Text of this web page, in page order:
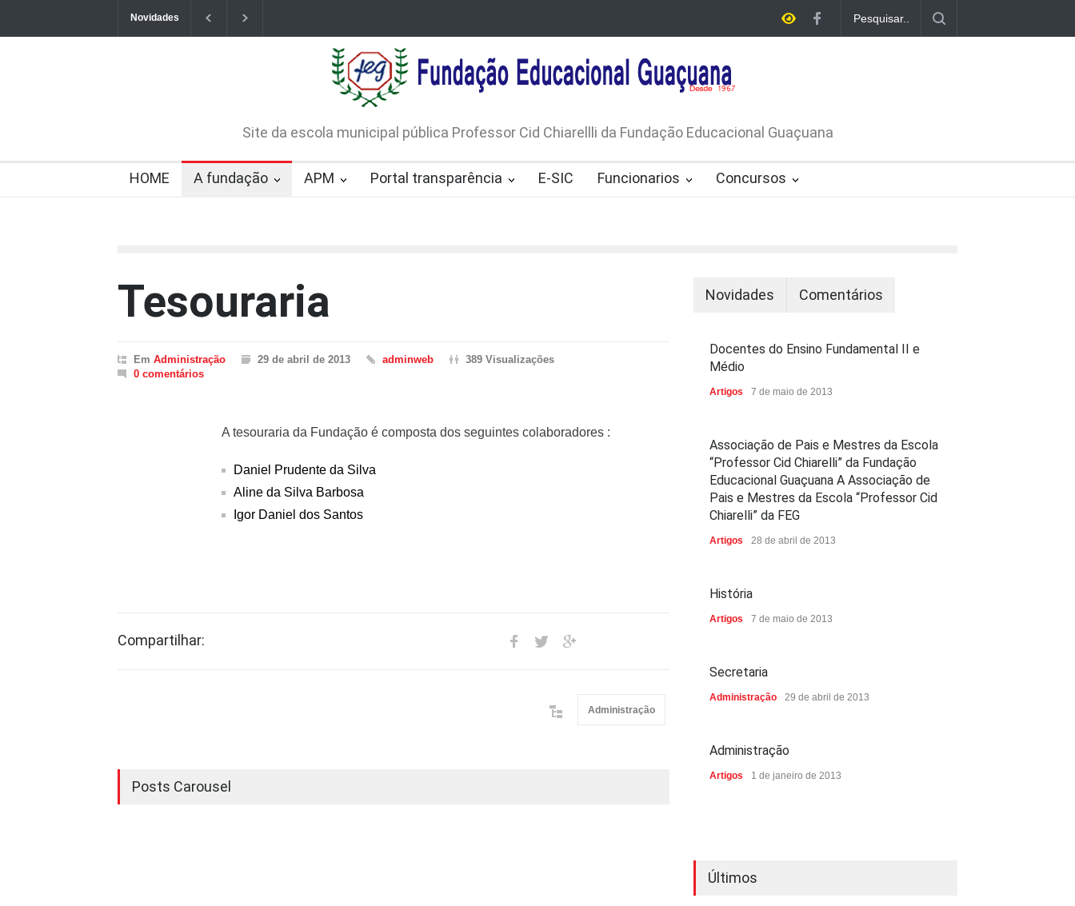
Novidades
CHAMAMENTO PÚBLICO N. 001/2026-EDITAL DE
CREDENCIAMENTO DE RÁDIOS E JORNAIS IMPRESSOS
LICITAÇÃO Nº 53/2026-PROCESSO ADMINISTRATIVO Nº
165/2026
Site da escola municipal pública Professor Cid Chiarellli da Fundação Educacional Guaçuana
HOME A fundação APM Portal transparência E-SIC Funcionarios Concursos
Tesouraria
Em Administração 29 de abril de 2013 adminweb
389 Visualizações
0 comentários
A tesouraria da Fundação é composta dos seguintes colaboradores :
Daniel Prudente da Silva
Aline da Silva Barbosa
Igor Daniel dos Santos
Compartilhar:
Administração
Posts Carousel
Novidades Comentários
Docentes do Ensino Fundamental II e
Médio
Artigos 7 de maio de 2013
Associação de Pais e Mestres da Escola
“Professor Cid Chiarelli” da Fundação
Educacional Guaçuana A Associação de
Pais e Mestres da Escola “Professor Cid
Chiarelli” da FEG
Artigos 28 de abril de 2013
História
Artigos 7 de maio de 2013
Secretaria
Administração 29 de abril de 2013
Administração
Artigos 1 de janeiro de 2013
Últimos